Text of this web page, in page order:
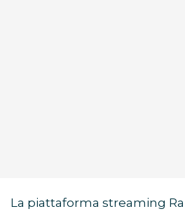
La piattaforma streaming